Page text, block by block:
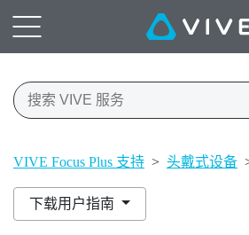
VIVE Focus Plus 支持 > 头戴式设备
下载用户指南